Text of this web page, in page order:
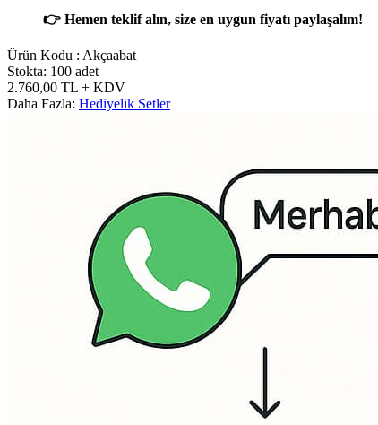
👉 Hemen teklif alın, size en uygun fiyatı paylaşalım!
Ürün Kodu : Akçaabat
Stokta: 100 adet
2.760,00 TL + KDV
Daha Fazla: Hediyelik Setler